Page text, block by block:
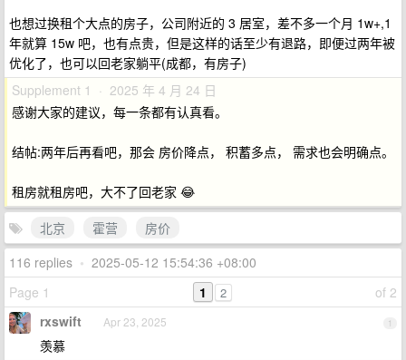
也想过换租个大点的房子，公司附近的 3 居室，差不多一个月 1w+,1
年就算 15w 吧，也有点贵，但是这样的话至少有退路，即便过两年被
优化了，也可以回老家躺平(成都，有房子)
Supplement 1 · 2025 年 4 月 24 日
感谢大家的建议，每一条都有认真看。
结帖:两年后再看吧，那会 房价降点， 积蓄多点， 需求也会明确点。
租房就租房吧，大不了回老家 😂
北京
霍营
房价
116 replies • 2025-05-12 15:54:36 +08:00
Page 1
of 2
1 2
1
rxswift Apr 23, 2025
羡慕